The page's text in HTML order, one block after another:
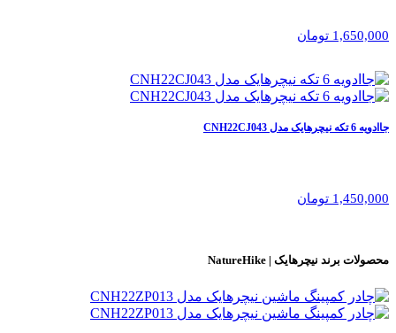
1,650,000 تومان
جاادویه 6 تکه نیچرهایک مدل CNH22CJ043
1,450,000 تومان
محصولات برند نیچرهایک | NatureHike